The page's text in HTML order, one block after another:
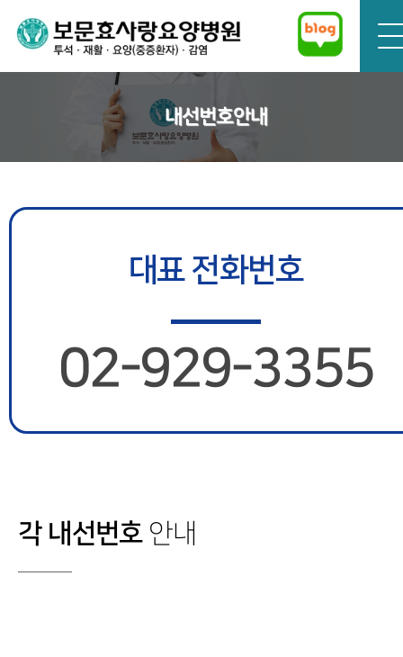
내선번호안내
대표 전화번호
02-929-3355
각 내선번호안내